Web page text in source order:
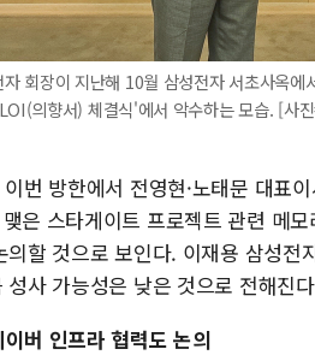
자 회장이 지난해 10월 삼성전자 서초사옥
의향서) 체결식'에서 악수하는 모습. [사
번 방한에서 전영현·노태문 대표
은 스타게이트 프로젝트 관련 메
의할 것으로 보인다. 이재용 삼성
성사 가능성은 낮은 것으로 전해진
버 인프라 협력도 논의